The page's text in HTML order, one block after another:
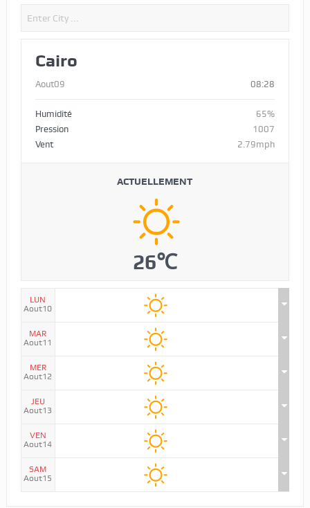
Cairo
Aout09 08:28
Humidité
65%
Pression
1007
Vent
2.79mph
ACTUELLEMENT
26℃
LUN
Aout10
MAR
Aout11
MER
Aout12
JEU
Aout13
VEN
Aout14
SAM
Aout15